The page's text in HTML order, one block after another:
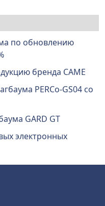
по обновлению
бренда CAME
PERCo-GS04 со
GARD GT
электронных